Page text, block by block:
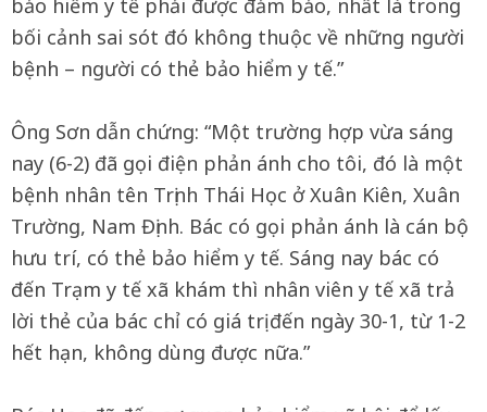
bảo hiểm y tế phải được đảm bảo, nhất là trong
bối cảnh sai sót đó không thuộc về những người
bệnh – người có thẻ bảo hiểm y tế.”
Ông Sơn dẫn chứng: “Một trường hợp vừa sáng
nay (6-2) đã gọi điện phản ánh cho tôi, đó là một
bệnh nhân tên Trịnh Thái Học ở Xuân Kiên, Xuân
Trường, Nam Định. Bác có gọi phản ánh là cán bộ
hưu trí, có thẻ bảo hiểm y tế. Sáng nay bác có
đến Trạm y tế xã khám thì nhân viên y tế xã trả
lời thẻ của bác chỉ có giá trị đến ngày 30-1, từ 1-2
hết hạn, không dùng được nữa.”